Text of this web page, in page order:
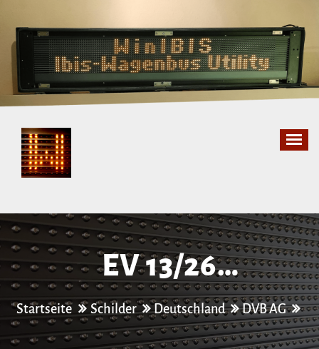
springen
EV 13/​26
Hauptbahnhof –
Johannstadt
Startseite Schilder Deutschland DVB AG